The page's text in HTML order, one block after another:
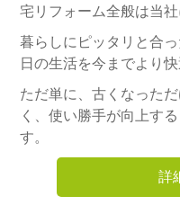
宅リフォーム全般は当
暮らしにピッタリと合
日の生活を今までより
ただ単に、古くなった
く、使い勝手が向上す
す。
詳